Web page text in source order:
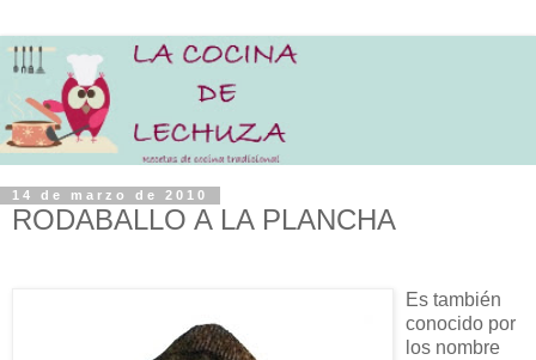
14 de marzo de 2010
RODABALLO A LA PLANCHA
Es también
conocido por
los nombre